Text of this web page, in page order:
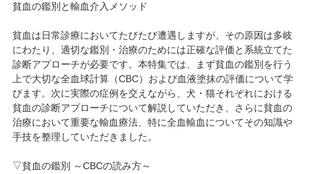
貧血の鑑別と輸血介入メソッド
貧血は日常診療においてたびたび遭遇しますが、その原因は多岐
にわたり、適切な鑑別・治療のためには正確な評価と系統立てた
診断アプローチが必要です。本特集では、まず貧血の鑑別を行う
上で大切な全血球計算（CBC）および血液塗抹の評価について学
びます。次に実際の症例を交えながら、犬・猫それぞれにおける
貧血の診断アプローチについて解説していただき、さらに貧血の
治療において重要な輸血療法、特に全血輸血についてその知識や
手技を整理していただきました。
▽貧血の鑑別 ～CBCの読み方～